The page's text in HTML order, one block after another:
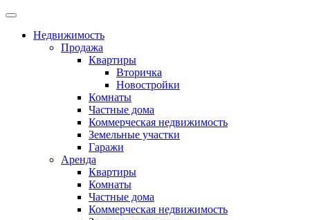
Недвижимость
Продажа
Квартиры
Вторичка
Новостройки
Комнаты
Частные дома
Коммерческая недвижимость
Земельные участки
Гаражи
Аренда
Квартиры
Комнаты
Частные дома
Коммерческая недвижимость